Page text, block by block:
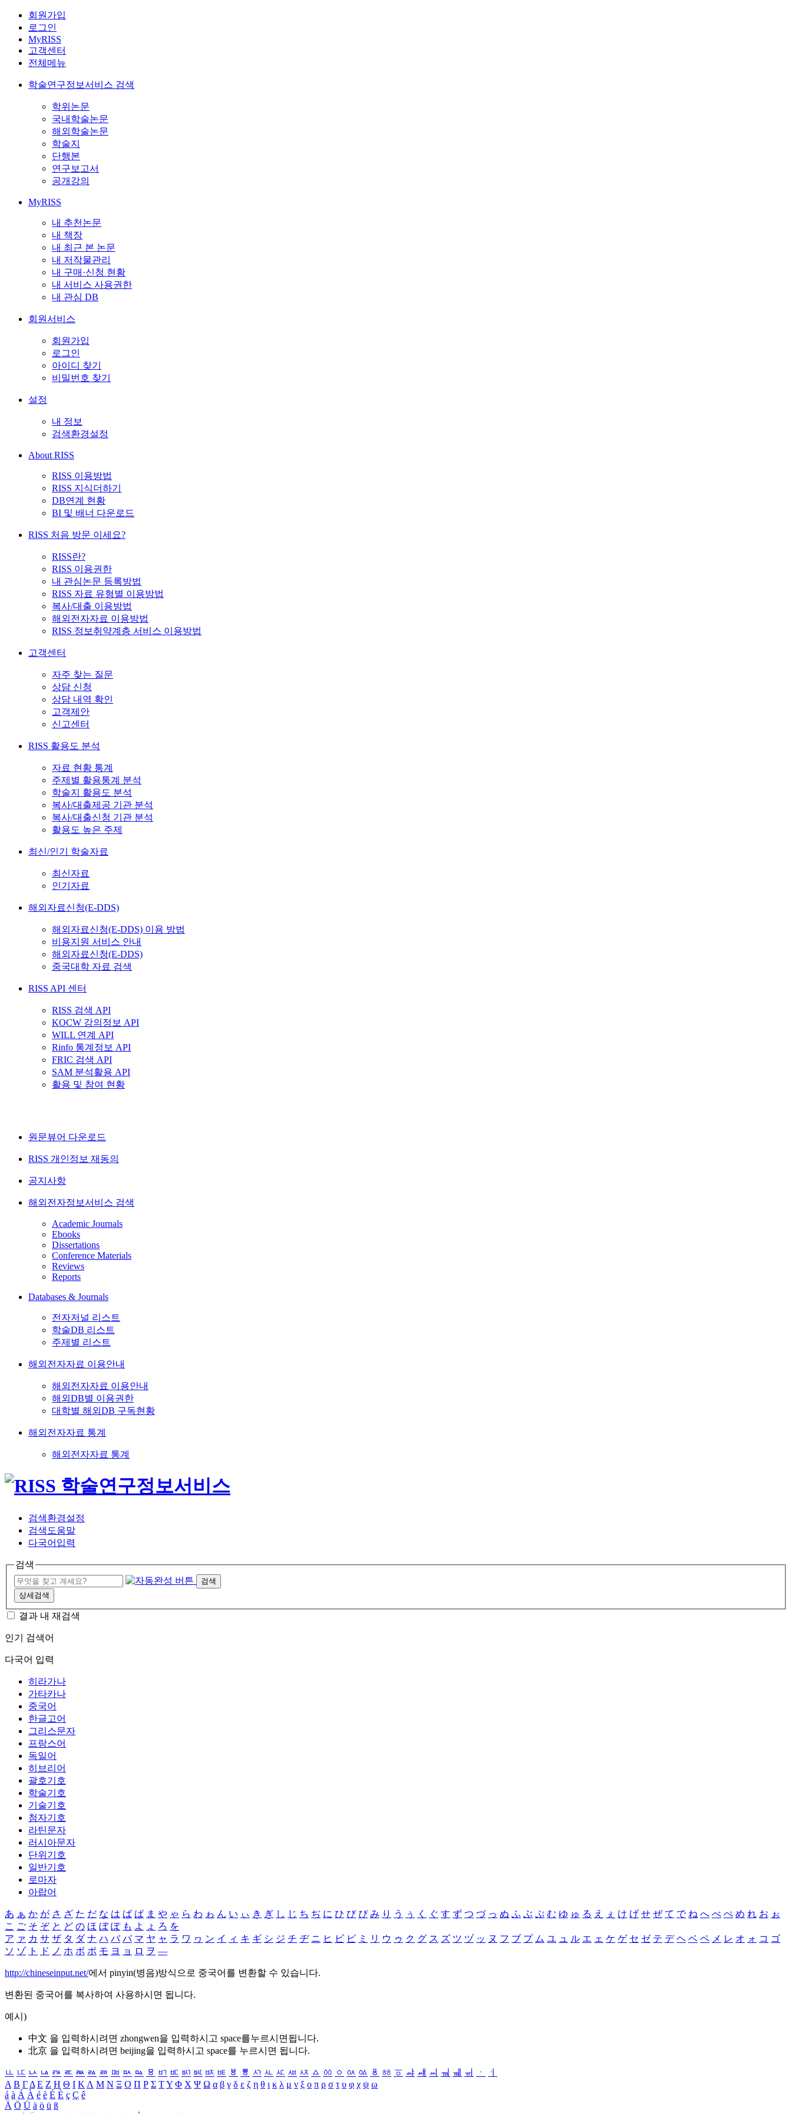
회원가입
로그인
MyRISS
고객센터
전체메뉴
학술연구정보서비스 검색
학위논문
국내학술논문
해외학술논문
학술지
단행본
연구보고서
공개강의
MyRISS
내 추천논문
내 책장
내 최근 본 논문
내 저작물관리
내 구매·신청 현황
내 서비스 사용권한
내 관심 DB
회원서비스
회원가입
로그인
아이디 찾기
비밀번호 찾기
설정
내 정보
검색환경설정
About RISS
RISS 이용방법
RISS 지식더하기
DB연계 현황
BI 및 배너 다운로드
RISS 처음 방문 이세요?
RISS란?
RISS 이용권한
내 관심논문 등록방법
RISS 자료 유형별 이용방법
복사/대출 이용방법
해외전자자료 이용방법
RISS 정보취약계층 서비스 이용방법
고객센터
자주 찾는 질문
상담 신청
상담 내역 확인
고객제안
신고센터
RISS 활용도 분석
자료 현황 통계
주제별 활용통계 분석
학술지 활용도 분석
복사/대출제공 기관 분석
복사/대출신청 기관 분석
활용도 높은 주제
최신/인기 학술자료
최신자료
인기자료
해외자료신청(E-DDS)
해외자료신청(E-DDS) 이용 방법
비용지원 서비스 안내
해외자료신청(E-DDS)
중국대학 자료 검색
RISS API 센터
RISS 검색 API
KOCW 강의정보 API
WILL 연계 API
Rinfo 통계정보 API
FRIC 검색 API
SAM 분석활용 API
활용 및 참여 현황
원문뷰어 다운로드
RISS 개인정보 재동의
공지사항
해외전자정보서비스 검색
Academic Journals
Ebooks
Dissertations
Conference Materials
Reviews
Reports
Databases & Journals
전자저널 리스트
학술DB 리스트
주제별 리스트
해외전자자료 이용안내
해외전자자료 이용안내
해외DB별 이용권한
대학별 해외DB 구독현황
해외전자자료 통계
해외전자자료 통계
검색환경설정
검색도움말
다국어입력
검색
검색
상세검색
결과 내 재검색
인기 검색어
다국어 입력
히라가나
가타카나
중국어
한글고어
그리스문자
프랑스어
독일어
히브리어
괄호기호
학술기호
기술기호
첨자기호
라틴문자
러시아문자
단위기호
일반기호
로마자
아랍어
あ ぁ か が さ ざ た だ な は ば ぱ ま や ゃ ら わ ゎ ん い ぃ き ぎ し じ ち ぢ に ひ び ぴ み り う ぅ く ぐ す ず つ づ っ ぬ ふ ぶ ぷ む ゆ ゅ る え ぇ け げ せ ぜ て で ね へ べ ぺ め れ お ぉ
こ ご そ ぞ と ど の ほ ぼ ぽ も よ ょ ろ を
ア ァ カ サ ザ タ ダ ナ ハ バ パ マ ヤ ャ ラ ワ ヮ ン イ ィ キ ギ シ ジ チ ヂ ニ ヒ ビ ピ ミ リ ウ ゥ ク グ ス ズ ツ ヅ ッ ヌ フ ブ プ ム ユ ュ ル エ ェ ケ ゲ セ ゼ テ デ ヘ ベ ペ メ レ オ ォ コ ゴ
ソ ゾ ト ド ノ ホ ボ ポ モ ヨ ョ ロ ヲ ―
http://chineseinput.net/에서 pinyin(병음)방식으로 중국어를 변환할 수 있습니다.
변환된 중국어를 복사하여 사용하시면 됩니다.
예시)
中文 을 입력하시려면 zhongwen을 입력하시고 space를누르시면됩니다.
北京 을 입력하시려면 beijing을 입력하시고 space를 누르시면 됩니다.
ㅥ ㅦ ㅧ ㅨ ㅩ ㅪ ㅫ ㅬ ㅭ ㅮ ㅯ ㅰ ㅱ ㅲ ㅳ ㅴ ㅵ ㅶ ㅷ ㅸ ㅹ ㅺ ㅻ ㅼ ㅽ ㅾ ㅿ ㆀ ㆁ ㆂ ㆃ ㆄ ㆅ ㆆ ㆇ ㆈ ㆉ ㆊ ㆋ ㆌ ㆍ
ㆎ
Α Β ΓΔ Ε Ζ Η Θ Ι ΚΛ Μ Ν Ξ Ο Π Ρ Σ ΤΥ Φ Χ Ψ Ω α β γ δ ε ζ η θ ι κ λ μ ν ξ ο π ρ σ τ υ φ χ ψ ω
á à Á À é è É È ç Ç ê
Ä Ö Ü ä ö ü ß